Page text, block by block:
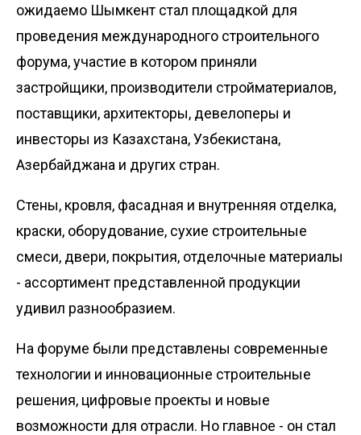
ожидаемо Шымкент стал площадкой для
проведения международного строительного
форума, участие в котором приняли
застройщики, производители стройматериалов,
поставщики, архитекторы, девелоперы и
инвесторы из Казахстана, Узбекистана,
Азербайджана и других стран.
Стены, кровля, фасадная и внутренняя отделка,
краски, оборудование, сухие строительные
смеси, двери, покрытия, отделочные материалы
- ассортимент представленной продукции
удивил разнообразием.
На форуме были представлены современные
технологии и инновационные строительные
решения, цифровые проекты и новые
возможности для отрасли. Но главное - он стал